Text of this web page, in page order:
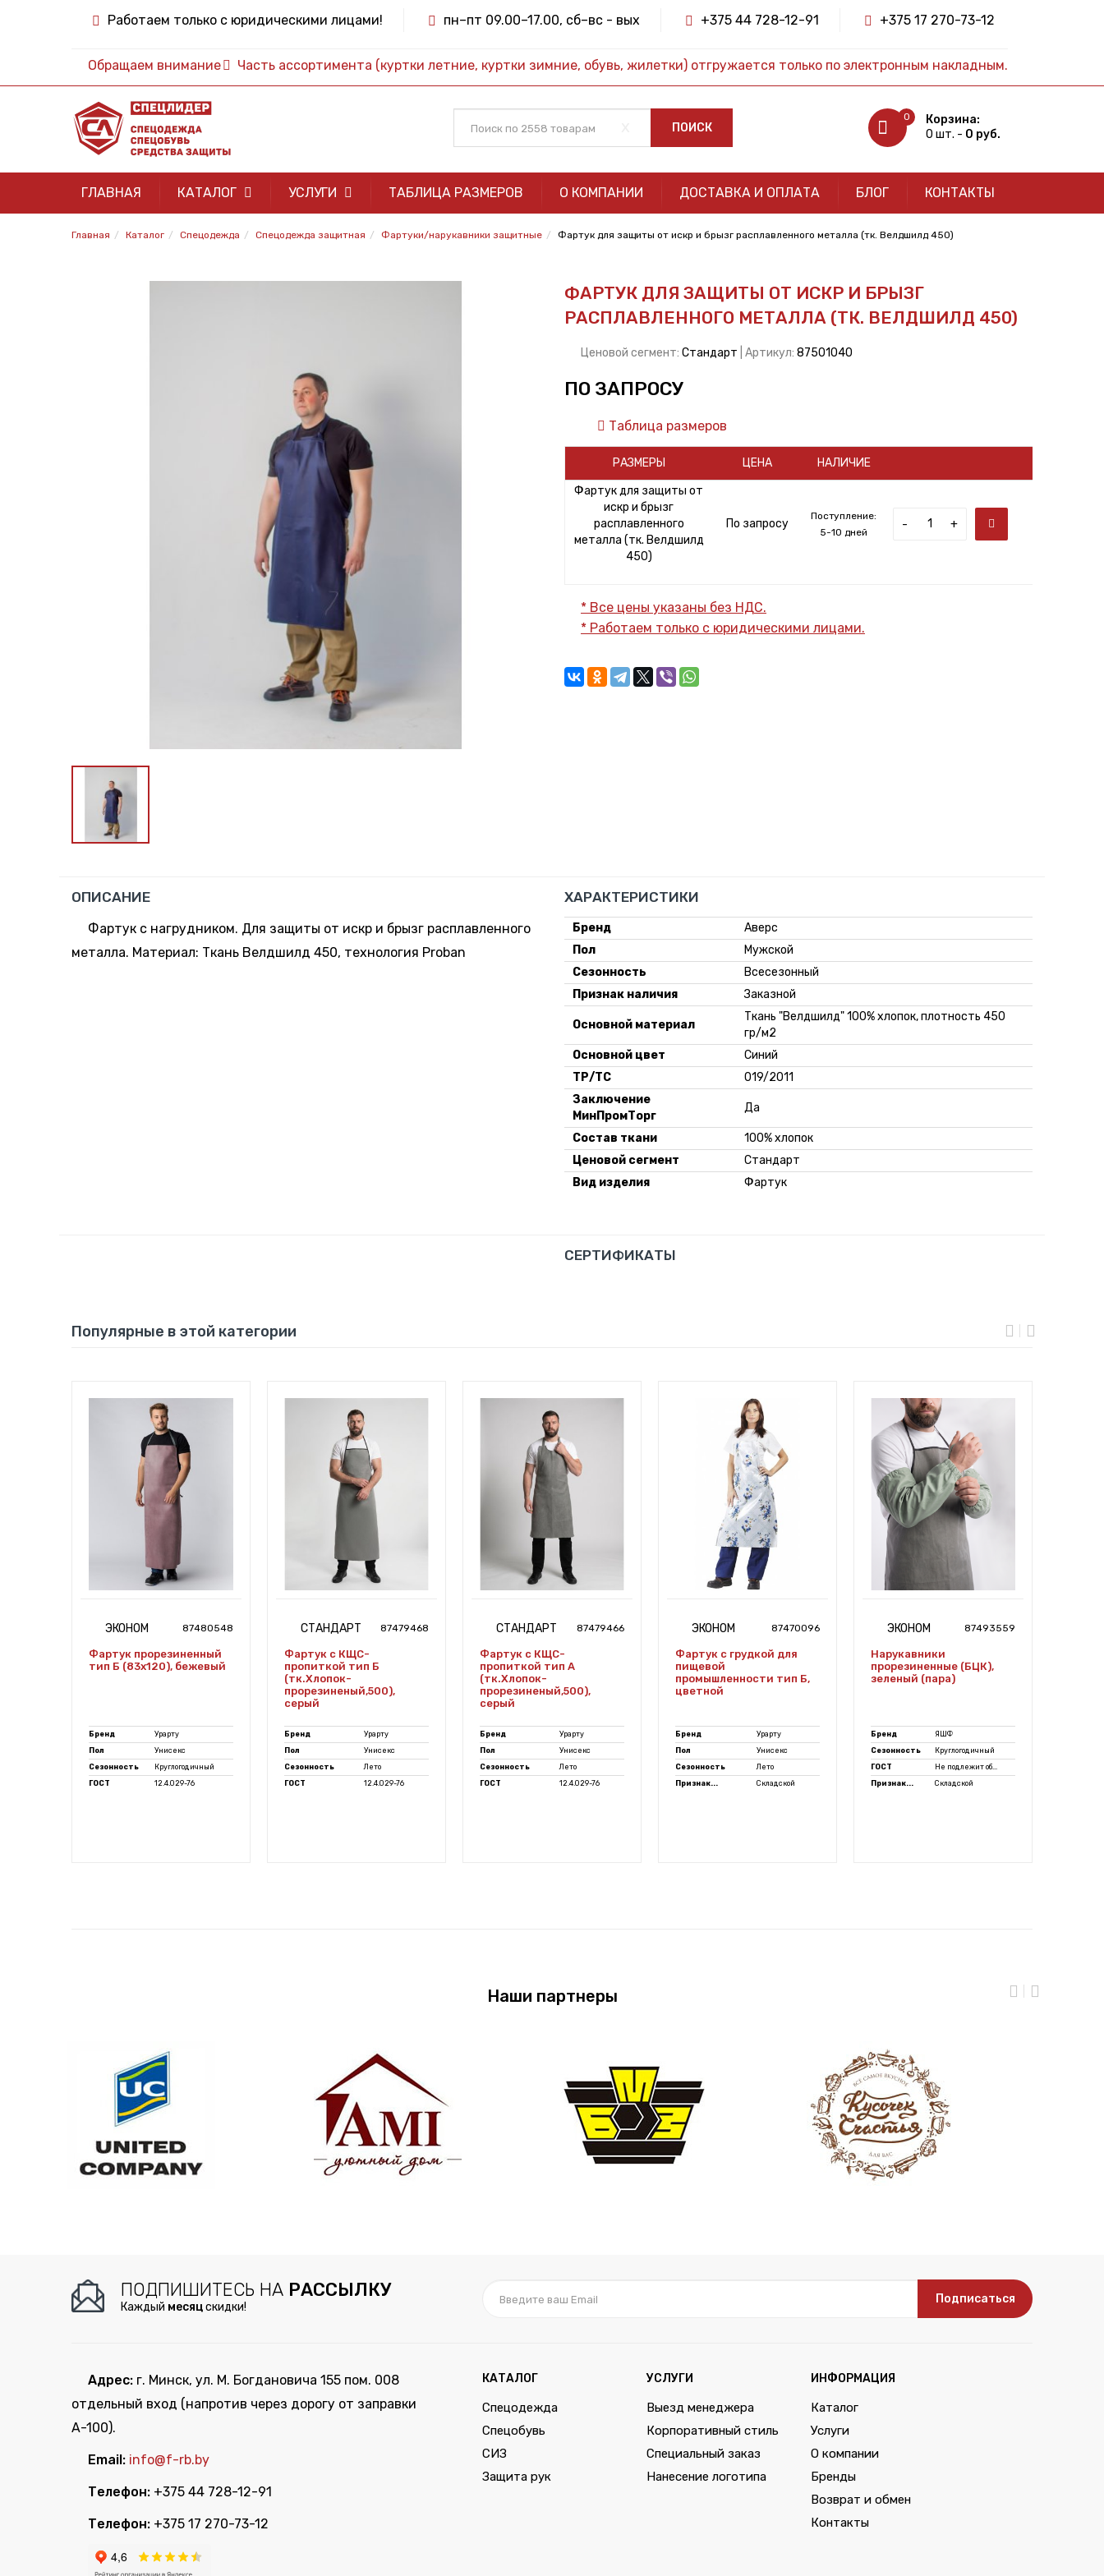
Работаем только с юридическими лицами! пн–пт 09.00–17.00, сб–вс - вых +375 44 728-12-91 +375 17 270-73-12
Обращаем внимание Часть ассортимента (куртки летние, куртки зимние, обувь, жилетки) отгружается только по электронным накладным.
ПОИСК
0
Корзина:
0 шт. - 0 руб.
ГЛАВНАЯ КАТАЛОГ УСЛУГИ ТАБЛИЦА РАЗМЕРОВ О КОМПАНИИ ДОСТАВКА И ОПЛАТА БЛОГ КОНТАКТЫ
Главная Каталог Спецодежда Спецодежда защитная Фартуки/нарукавники защитные Фартук для защиты от искр и брызг расплавленного металла (тк. Велдшилд 450)
ФАРТУК ДЛЯ ЗАЩИТЫ ОТ ИСКР И БРЫЗГ
РАСПЛАВЛЕННОГО МЕТАЛЛА (ТК. ВЕЛДШИЛД 450)
Ценовой сегмент: Стандарт | Артикул: 87501040
ПО ЗАПРОСУ
Таблица размеров
РАЗМЕРЫ ЦЕНА
НАЛИЧИЕ
Фартук для защиты от
искр и брызг
расплавленного
металла (тк. Велдшилд
450)
По запросу
Поступление:
5-10 дней
- +
* Все цены указаны без НДС.
* Работаем только с юридическими лицами.
ОПИСАНИЕ
Фартук с нагрудником. Для защиты от искр и брызг расплавленного
металла. Материал: Ткань Велдшилд 450, технология Proban
ХАРАКТЕРИСТИКИ
Бренд
Аверс
Пол
Мужской
Сезонность
Всесезонный
Признак наличия
Заказной
Основной материал
Ткань "Велдшилд" 100% хлопок, плотность 450
гр/м2
Основной цвет
Синий
ТР/ТС
019/2011
Заключение
МинПромТорг
Да
Состав ткани
100% хлопок
Ценовой сегмент
Стандарт
Вид изделия
Фартук
СЕРТИФИКАТЫ
Популярные в этой категории
ЭКОНОМ 87480548
Фартук прорезиненный
тип Б (83x120), бежевый
Бренд
Урарту
Пол
Унисекс
Сезонность
Круглогодичный
ГОСТ
12.4.029-76
СТАНДАРТ 87479468
Фартук с КЩС-
пропиткой тип Б
(тк.Хлопок-
прорезиненый,500),
серый
Бренд
Урарту
Пол
Унисекс
Сезонность
Лето
ГОСТ
12.4.029-76
СТАНДАРТ 87479466
Фартук с КЩС-
пропиткой тип А
(тк.Хлопок-
прорезиненый,500),
серый
Бренд
Урарту
Пол
Унисекс
Сезонность
Лето
ГОСТ
12.4.029-76
ЭКОНОМ 87470096
Фартук с грудкой для
пищевой
промышленности тип Б,
цветной
Бренд
Урарту
Пол
Унисекс
Сезонность
Лето
Признак...
Складской
ЭКОНОМ 87493559
Нарукавники
прорезиненные (БЦК),
зеленый (пара)
Бренд
ЯШФ
Сезонность
Круглогодичный
ГОСТ
Не подлежит об...
Признак...
Складской
Наши партнеры
ПОДПИШИТЕСЬ НА РАССЫЛКУ
Каждый месяцскидки!
Подписаться
Адрес: г. Минск, ул. М. Богдановича 155 пом. 008
отдельный вход (напротив через дорогу от заправки
А-100).
Email: info@f-rb.by
Телефон: +375 44 728-12-91
Телефон: +375 17 270-73-12
КАТАЛОГ
Спецодежда
Спецобувь
СИЗ
Защита рук
УСЛУГИ
Выезд менеджера
Корпоративный стиль
Специальный заказ
Нанесение логотипа
ИНФОРМАЦИЯ
Каталог
Услуги
О компании
Бренды
Возврат и обмен
Контакты